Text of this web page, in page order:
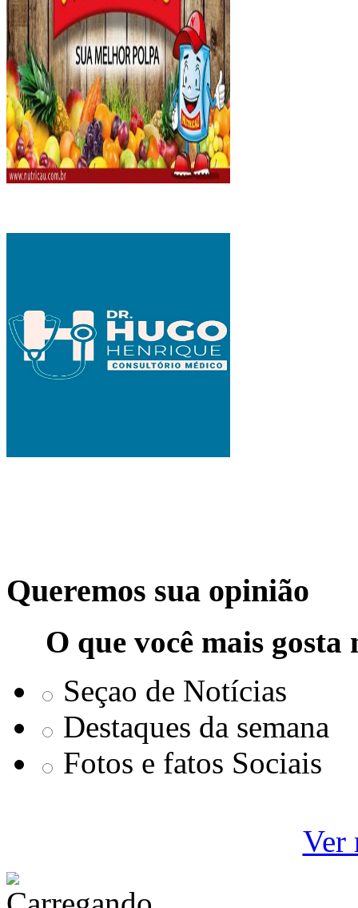
Queremos sua opinião
O que você mais
Seçao de Notícias
Destaques da semana
Fotos e fatos Sociais
Ver